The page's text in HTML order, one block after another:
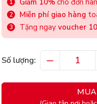
Giảm 10% cho đơn
Miễn phí giao hàng
Tặng ngay voucher
Số lượng: